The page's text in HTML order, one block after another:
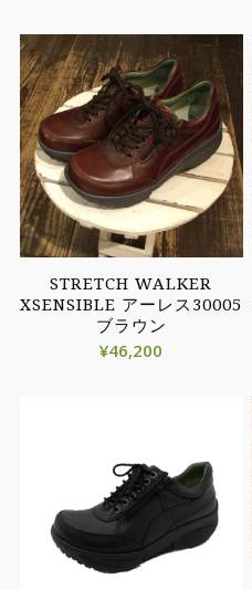
STRETCH WALKER
XSENSIBLE アーレス30005
ブラウン
¥46,200